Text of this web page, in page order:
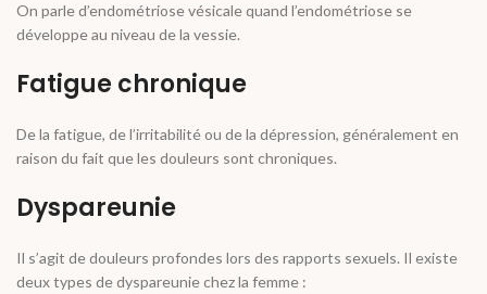
On parle d’endométriose vésicale quand l’endométriose se
développe au niveau de la vessie.
Fatigue chronique
De la fatigue, de l’irritabilité ou de la dépression, généralement en
raison du fait que les douleurs sont chroniques.
Dyspareunie
Il s’agit de douleurs profondes lors des rapports sexuels. Il existe
deux types de dyspareunie chez la femme :